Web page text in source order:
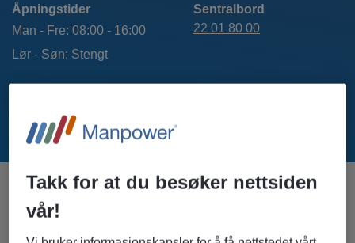
Åpningstider
Man - Fre: 08:00 - 16:00
Lør - Søn: Stengt
Sentralbord
22 01 80 00
KONTAKTPERSONER I TROMSØ
Takk for at du besøker nettsiden
vår!